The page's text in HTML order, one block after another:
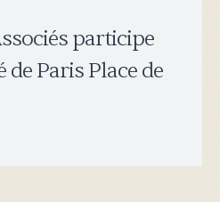
participe
de Paris Place de